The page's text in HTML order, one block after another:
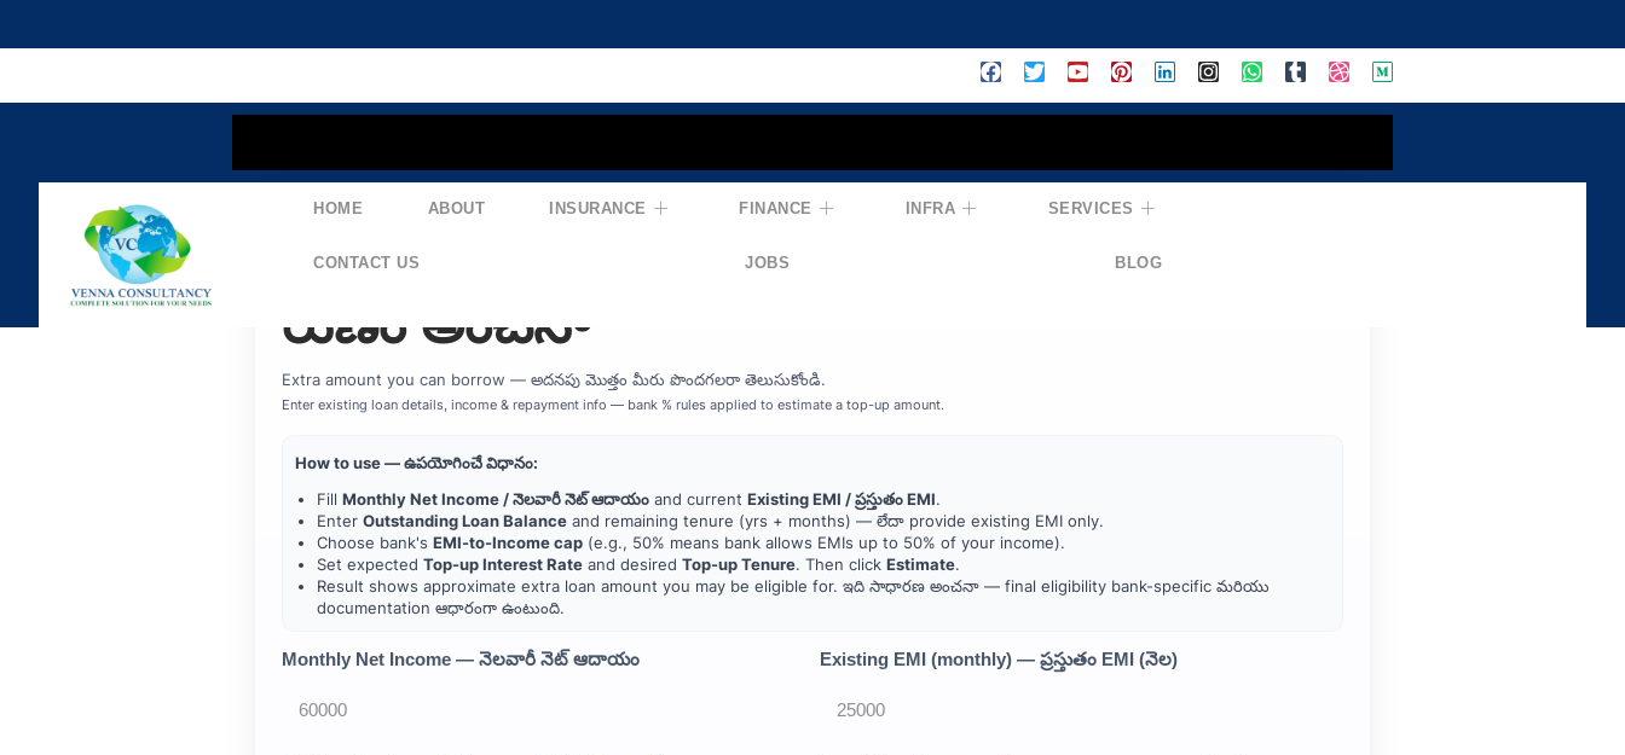
HOME ABOUT INSURANCE FINANCE INFRA SERVICES
CONTACT US JOBS BLOG
Home Loan Balance Top-Up — అదనపు
రుణం అంచనా
Extra amount you can borrow — అదనపు మొత్తం మీరు పొందగలరా తెలుసుకోండి.
Enter existing loan details, income & repayment info — bank % rules applied to estimate a top-up amount.
How to use — ఉపయోగించే విధానం:
Fill Monthly Net Income / నెలవారీ నెట్ ఆదాయం and current Existing EMI / ప్రస్తుతం EMI.
Enter Outstanding Loan Balance and remaining tenure (yrs + months) — లేదా provide existing EMI only.
Choose bank's EMI-to-Income cap (e.g., 50% means bank allows EMIs up to 50% of your income).
Set expected Top-up Interest Rate and desired Top-up Tenure. Then click Estimate.
Result shows approximate extra loan amount you may be eligible for. ఇది సాధారణ అంచనా — final eligibility bank-specific మరియు
documentation ఆధారంగా ఉంటుంది.
Monthly Net Income — నెలవారీ నెట్ ఆదాయం Existing EMI (monthly) — ప్రస్తుతం EMI (నెల)